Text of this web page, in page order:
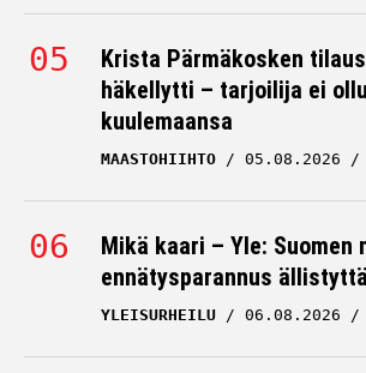
Krista Pärmäkosken
häkellytti – tarjoilija ei
kuulemaansa
MAASTOHIIHTO 05.08.2026
Mikä kaari – Yle: Suomen
ennätysparannus
YLEISURHEILU 06.08.2026